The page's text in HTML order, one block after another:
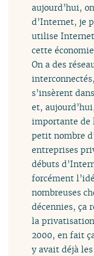
aujourd’hui,
d’Internet, je
utilise
cette
On a des
s’insèrent
et,
importante de
petit nombre
entreprises
débuts
forcément
nombreuses
décennies, ça
la
2000, en fait
y avait déjà